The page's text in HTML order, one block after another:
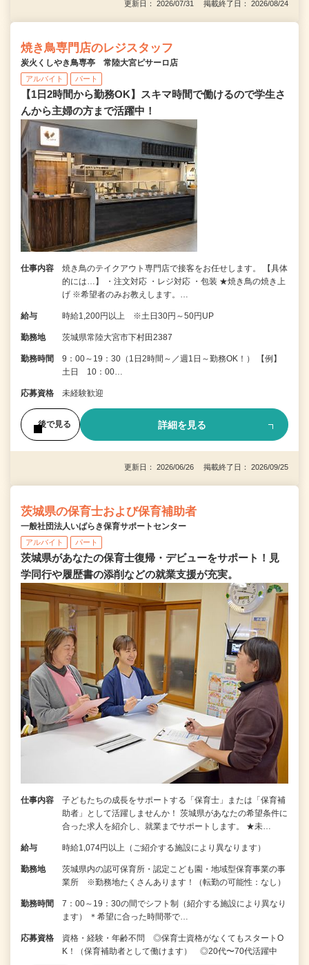
更新日： 2026/07/31 掲載終了日： 2026/08/24
焼き鳥専門店のレジスタッフ
炭火くしやき鳥専亭 常陸大宮ピサーロ店
アルバイト パート
【1日2時間から勤務OK】スキマ時間で働けるので学生さ
んから主婦の方まで活躍中！
仕事内容
焼き鳥のテイクアウト専門店で接客をお任せします。 【具体
的には…】 ・注文対応 ・レジ対応 ・包装 ★焼き鳥の焼き上
げ ※希望者のみお教えします。…
給与 時給1,200円以上 ※土日30円～50円UP
勤務地 茨城県常陸大宮市下村田2387
勤務時間
9：00～19：30（1日2時間～／週1日～勤務OK！） 【例】
土日 10：00…
応募資格 未経験歓迎
後で見る 詳細を見る
更新日： 2026/06/26 掲載終了日： 2026/09/25
茨城県の保育士および保育補助者
一般社団法人いばらき保育サポートセンター
アルバイト パート
茨城県があなたの保育士復帰・デビューをサポート！見
学同行や履歴書の添削などの就業支援が充実。
仕事内容
子どもたちの成長をサポートする「保育士」または「保育補
助者」として活躍しませんか！ 茨城県があなたの希望条件に
合った求人を紹介し、就業までサポートします。 ★未…
給与 時給1,074円以上（ご紹介する施設により異なります）
勤務地
茨城県内の認可保育所・認定こども園・地域型保育事業の事
業所 ※勤務地たくさんあります！（転勤の可能性：なし）
勤務時間
7：00～19：30の間でシフト制（紹介する施設により異なり
ます） ＊希望に合った時間帯で…
応募資格
資格・経験・年齢不問 ◎保育士資格がなくてもスタートO
K！（保育補助者として働けます） ◎20代〜70代活躍中